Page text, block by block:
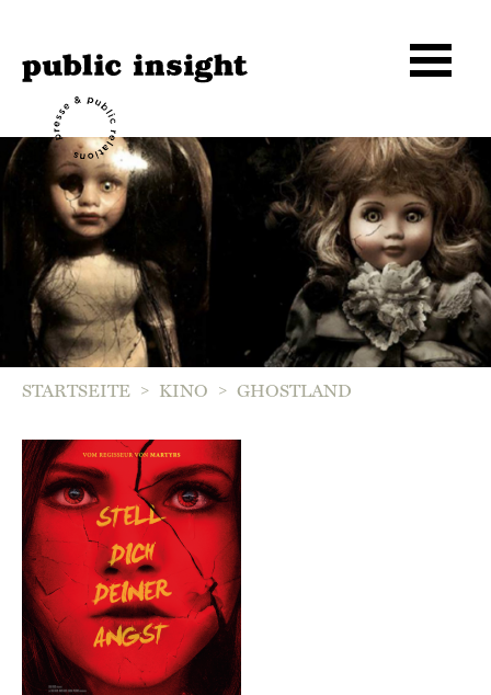
STARTSEITE > KINO > GHOSTLAND